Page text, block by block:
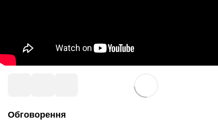
Обговорення